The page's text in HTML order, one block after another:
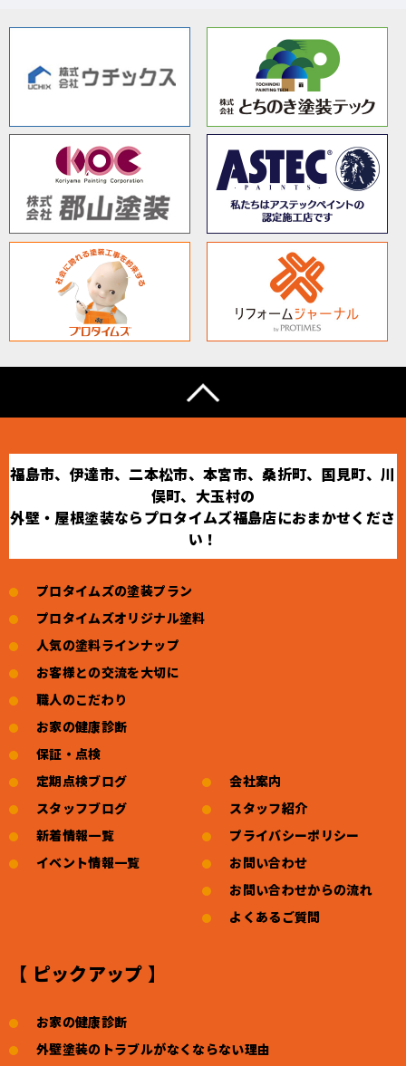
福島市、伊達市、二本松市、本宮市、桑折町、国見町、川
俣町、大玉村の
外壁・屋根塗装ならプロタイムズ福島店におまかせくださ
い！
プロタイムズの塗装プラン
プロタイムズオリジナル塗料
人気の塗料ラインナップ
お客様との交流を大切に
職人のこだわり
お家の健康診断
保証・点検
定期点検ブログ
スタッフブログ
新着情報一覧
イベント情報一覧
会社案内
スタッフ紹介
プライバシーポリシー
お問い合わせ
お問い合わせからの流れ
よくあるご質問
【 ピックアップ 】
お家の健康診断
外壁塗装のトラブルがなくならない理由